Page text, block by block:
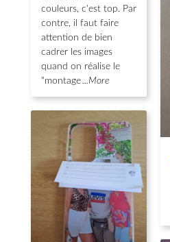
couleurs, c'est top. Par
contre, il faut faire
attention de bien
cadrer les images
quand on réalise le
"montage...More